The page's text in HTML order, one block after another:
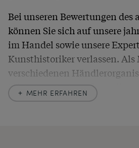
Bei unseren Bewertungen des
können Sie sich auf unsere
im Handel sowie unsere
Kunsthistoriker verlassen.
verschiedenen
MEHR ERFAHREN